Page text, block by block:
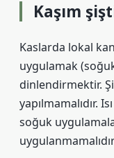
Kaşım
Kaslarda lokal
uygulamak
dinlendirmektir.
yapılmamalıdır.
soğuk